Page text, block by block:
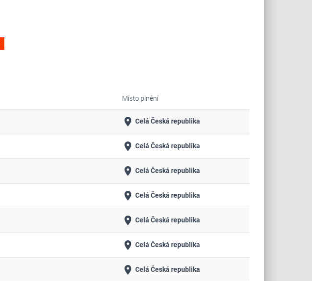
Místo plnění
place Celá Česká republika
place Celá Česká republika
place Celá Česká republika
place Celá Česká republika
place Celá Česká republika
place Celá Česká republika
place Celá Česká republika